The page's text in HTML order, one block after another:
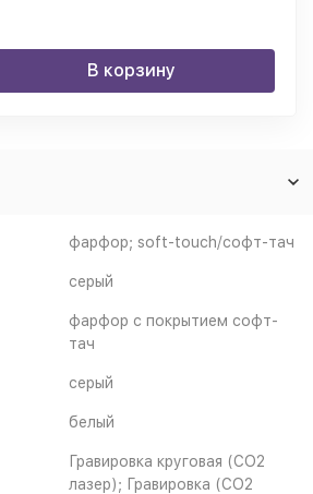
В корзину
фарфор; soft-touch/софт-тач
серый
фарфор с покрытием софт-
тач
серый
белый
Гравировка круговая (CO2
лазер); Гравировка (CO2